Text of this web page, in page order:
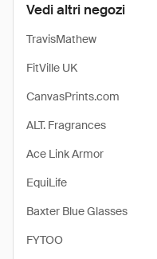
Vedi altri negozi
TravisMathew
FitVille UK
CanvasPrints.com
ALT. Fragrances
Ace Link Armor
EquiLife
Baxter Blue Glasses
FYTOO